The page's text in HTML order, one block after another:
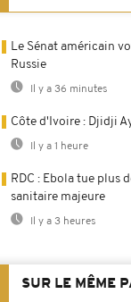
Le Sénat américain
Russie
Il y a 36 minutes
Côte d'Ivoire : Djidji
Il y a 1 heure
RDC : Ebola tue plus
sanitaire majeure
Il y a 3 heures
SUR LE MÊME